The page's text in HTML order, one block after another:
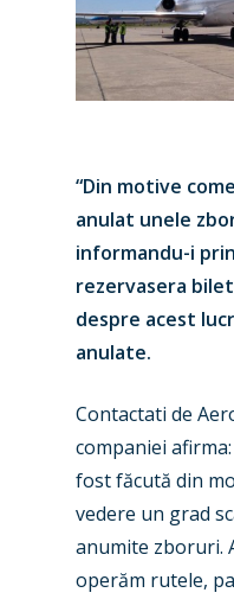
“Din motive
anulat unele
informandu-i
rezervasera
despre acest
anulate.
Contactati de
companiei
fost făcută din
vedere un grad
anumite zboruri.
operăm rutele,